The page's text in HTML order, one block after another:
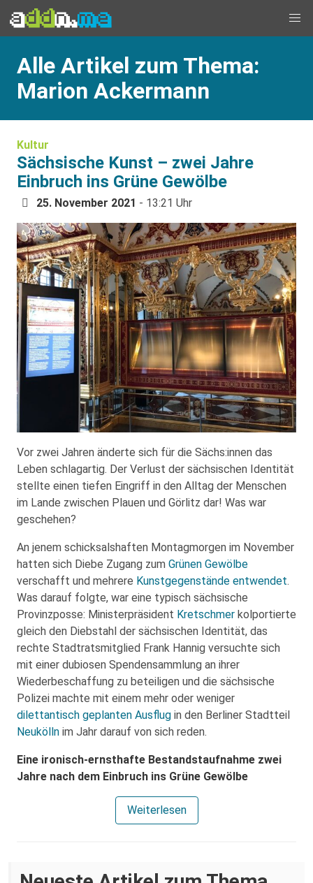
Alle Artikel zum Thema:
Marion Ackermann
Kultur
Sächsische Kunst – zwei Jahre
Einbruch ins Grüne Gewölbe
25. November 2021 - 13:21 Uhr
Vor zwei Jahren änderte sich für die Sächs:innen das
Leben schlagartig. Der Verlust der sächsischen Identität
stellte einen tiefen Eingriff in den Alltag der Menschen
im Lande zwischen Plauen und Görlitz dar! Was war
geschehen?
An jenem schicksalshaften Montagmorgen im November
hatten sich Diebe Zugang zum Grünen Gewölbe
verschafft und mehrere Kunstgegenstände entwendet.
Was darauf folgte, war eine typisch sächsische
Provinzposse: Ministerpräsident Kretschmer kolportierte
gleich den Diebstahl der sächsischen Identität, das
rechte Stadtratsmitglied Frank Hannig versuchte sich
mit einer dubiosen Spendensammlung an ihrer
Wiederbeschaffung zu beteiligen und die sächsische
Polizei machte mit einem mehr oder weniger
dilettantisch geplanten Ausflug in den Berliner Stadtteil
Neukölln im Jahr darauf von sich reden.
Eine ironisch-ernsthafte Bestandstaufnahme zwei
Jahre nach dem Einbruch ins Grüne Gewölbe
Weiterlesen